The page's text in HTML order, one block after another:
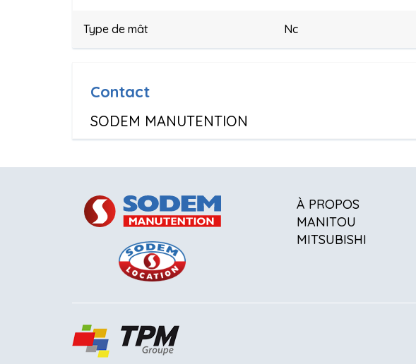
Type de mât Nc
Contact
SODEM MANUTENTION
À PROPOS
MANITOU
MITSUBISHI